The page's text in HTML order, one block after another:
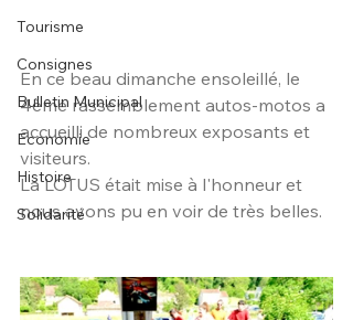
Tourisme
Consignes
Bulletin Municipal
Economie
Histoire
Solidarité
En ce beau dimanche ensoleillé, le
4ème rassemblement autos-motos a
accueilli de nombreux exposants et
visiteurs.
La LOTUS était mise à l'honneur et
nous avons pu en voir de très belles.